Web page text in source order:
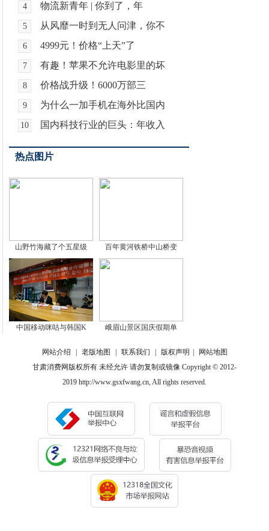
4 物流新青年 | 你到了，年
5 从风靡一时到无人问津，你不
6 4999元！价格“上天”了
7 有趣！苹果不允许电影里的坏
8 价格战升级！6000万部三
9 为什么一加手机在海外比国内
10 国内科技行业的巨头：年收入
热点图片
山野竹海藏了个五星级 百年黄河铁桥中山桥变
中国移动咪咕与韩国K 峨眉山景区国庆假期单
网站介绍 老版地图 联系我们 版权声明
网站地图
甘肃消费网版权所有 未经允许 请勿复制或镜像 Copyright © 2012-
2019 http://www.gsxfwang.cn, All rights reserved.